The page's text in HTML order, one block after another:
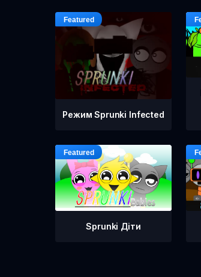
Режим Sprunki Infected
Sprunki Діти